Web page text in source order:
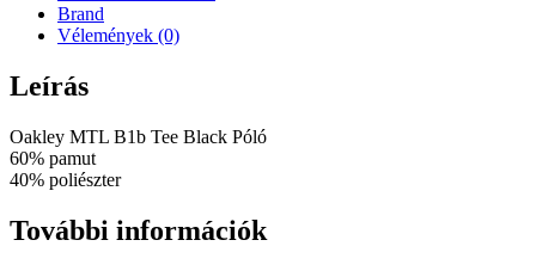
Brand
Vélemények (0)
Leírás
Oakley MTL B1b Tee Black Póló
60% pamut
40% poliészter
További információk